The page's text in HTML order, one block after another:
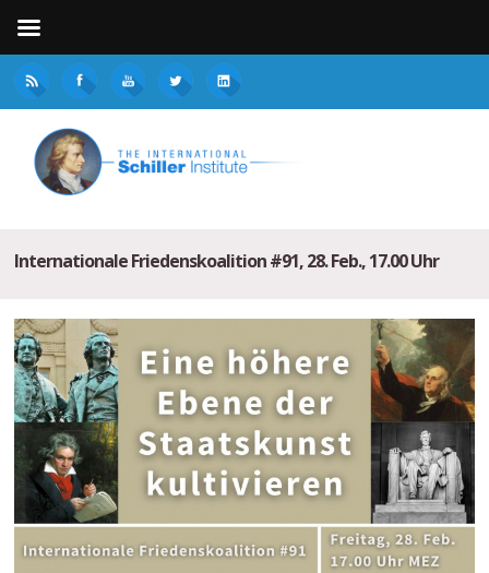
Internationale Friedenskoalition #91, 28. Feb., 17.00 Uhr